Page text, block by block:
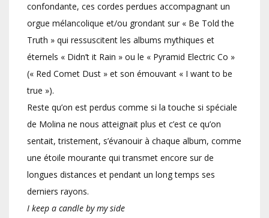
confondante, ces cordes perdues accompagnant un
orgue mélancolique et/ou grondant sur « Be Told the
Truth » qui ressuscitent les albums mythiques et
éternels « Didn’t it Rain » ou le « Pyramid Electric Co »
(« Red Comet Dust » et son émouvant « I want to be
true »).
Reste qu’on est perdus comme si la touche si spéciale
de Molina ne nous atteignait plus et c’est ce qu’on
sentait, tristement, s’évanouir à chaque album, comme
une étoile mourante qui transmet encore sur de
longues distances et pendant un long temps ses
derniers rayons.
I keep a candle by my side